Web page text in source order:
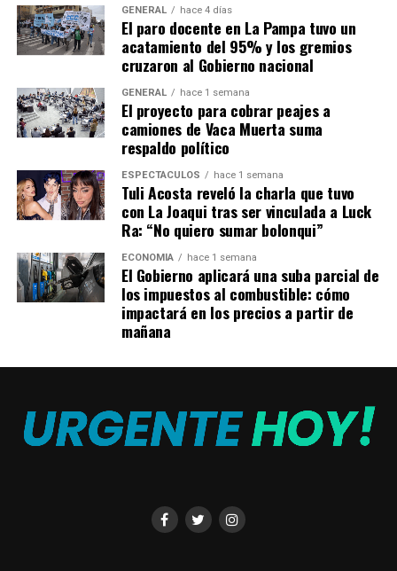
aparición de enfermedades y reducir el impacto del
El doctorLucas Ponti, dermatólogo y creador de
Experiencia Funcionar, explicó que esta nueva nueva
una disciplina orientada a tratar emergencias y mitigar
GENERAL hace 4 días
El paro docente en La Pampa tuvo un
acatamiento del 95% y los gremios
cruzaron al Gobierno nacional
GENERAL hace 1 semana
El proyecto para cobrar peajes a
camiones de Vaca Muerta suma
respaldo político
ESPECTÁCULOS hace 1 semana
Tuli Acosta reveló la charla que tuvo
con La Joaqui tras ser vinculada a Luck
Ra: “No quiero sumar bolonqui”
ECONOMÍA hace 1 semana
El Gobierno aplicará una suba parcial de
los impuestos al combustible: cómo
impactará en los precios a partir de
mañana